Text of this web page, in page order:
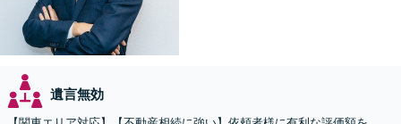
遺言無効